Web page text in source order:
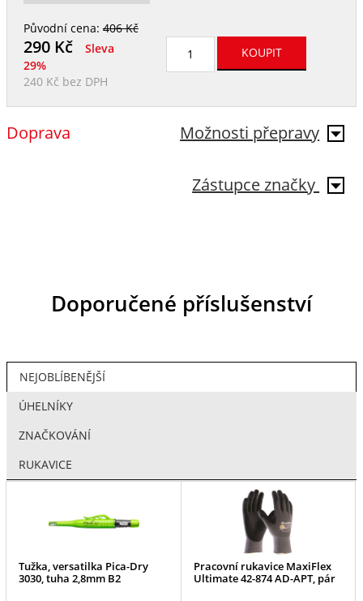
Původní cena:406 Kč
290Kč
Sleva
29%
240 Kč bez DPH
Možnosti přepravy
Doprava
Zástupce značky
Doporučené příslušenství
NEJOBLÍBENĚJŠÍ
ÚHELNÍKY
ZNAČKOVÁNÍ
RUKAVICE
Tužka, versatilka Pica-Dry
3030, tuha 2,8mm B2
Pracovní rukavice MaxiFlex
Ultimate 42-874 AD-APT, pár